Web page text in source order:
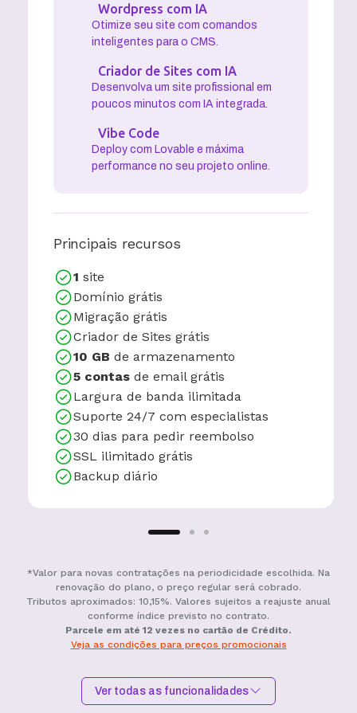
Wordpress com IA
Otimize seu site com comandos
inteligentes para o CMS.
Criador de Sites com IA
Desenvolva um site profissional em
poucos minutos com IA integrada.
Vibe Code
Deploy com Lovable e máxima
performance no seu projeto online.
Principais recursos
1 site
Domínio grátis
Migração grátis
Criador de Sites grátis
10 GB de armazenamento
5 contas de email grátis
Largura de banda ilimitada
Suporte 24/7 com especialistas
30 dias para pedir reembolso
SSL ilimitado grátis
Backup diário
*Valor para novas contratações na periodicidade escolhida. Na
renovação do plano, o preço regular será cobrado.
Tributos aproximados: 10,15%. Valores sujeitos a reajuste anual
conforme índice previsto no contrato.
Parcele em até 12 vezes no cartão de Crédito.
Veja as condições para preços promocionais
Ver todas as funcionalidades